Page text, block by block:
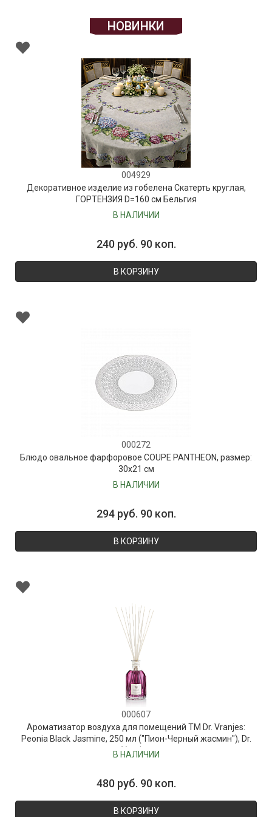
НОВИНКИ
004929
Декоративное изделие из гобелена Скатерть круглая,
ГОРТЕНЗИЯ D=160 см Бельгия
В НАЛИЧИИ
240 руб. 90 коп.
В КОРЗИНУ
000272
Блюдо овальное фарфоровое COUPE PANTHEON, размер:
30х21 см
В НАЛИЧИИ
294 руб. 90 коп.
В КОРЗИНУ
000607
Ароматизатор воздуха для помещений ТМ Dr. Vranjes:
Peonia Black Jasmine, 250 мл ("Пион-Черный жасмин"), Dr.
Vranjes
В НАЛИЧИИ
480 руб. 90 коп.
В КОРЗИНУ